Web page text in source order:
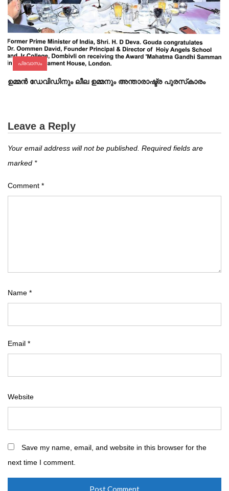
പ്രവാസം
ഉമ്മൻ ഡേവിഡിനും ലീല ഉമ്മനും അന്താരാഷ്ട്ര പുരസ്‌കാരം
Leave a Reply
Your email address will not be published. Required fields are
marked *
Comment *
Name *
Email *
Website
Save my name, email, and website in this browser for the
next time I comment.